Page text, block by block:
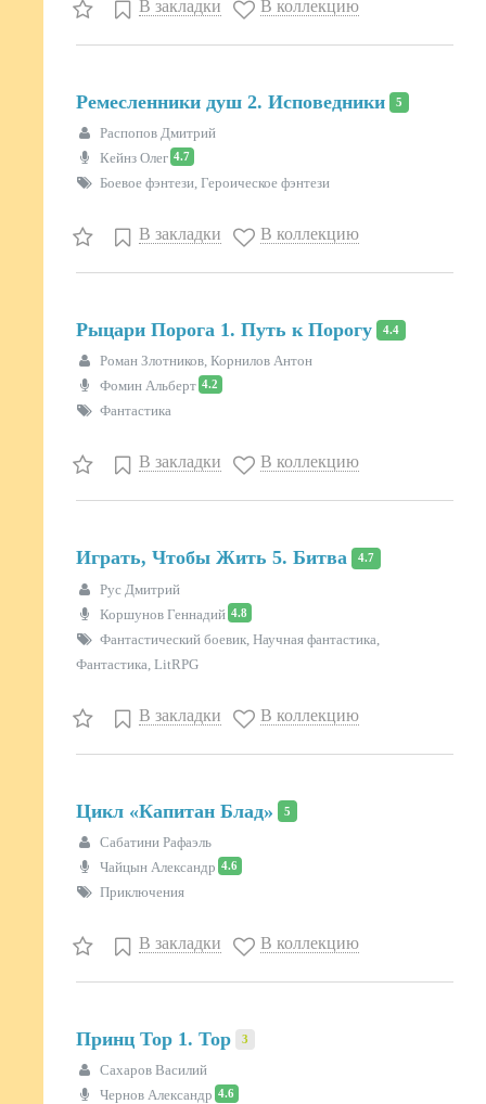
В закладки В коллекцию
Ремесленники душ 2. Исповедники 5
Распопов Дмитрий
Кейнз Олег 4.7
Боевое фэнтези, Героическое фэнтези
В закладки В коллекцию
Рыцари Порога 1. Путь к Порогу 4.4
Роман Злотников, Корнилов Антон
Фомин Альберт 4.2
Фантастика
В закладки В коллекцию
Играть, Чтобы Жить 5. Битва 4.7
Рус Дмитрий
Коршунов Геннадий 4.8
Фантастический боевик, Научная фантастика,
Фантастика, LitRPG
В закладки В коллекцию
Цикл «Капитан Блад» 5
Сабатини Рафаэль
Чайцын Александр 4.6
Приключения
В закладки В коллекцию
Принц Тор 1. Тор 3
Сахаров Василий
Чернов Александр 4.6